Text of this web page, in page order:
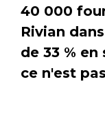
40 000
Rivian
de 33 %
ce n'est